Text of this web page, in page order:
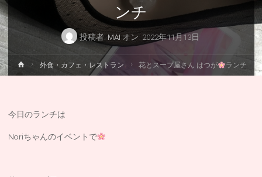
ンチ
投稿者: MAI オン 2022年11月13日
ホ
ー
外食・カフェ・レストラン 花とスープ屋さん はつが ランチ
今日のランチは
Noriちゃんのイベントで